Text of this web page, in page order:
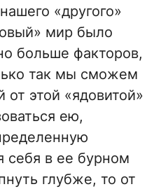
«другого»
мир было
больше факторов,
так мы сможем
от этой «ядовитой»
ею,
себя в ее бурном
глубже, то от